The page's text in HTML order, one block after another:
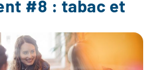
#8 : tabac et